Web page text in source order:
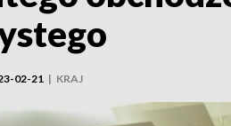
02-21 | KRAJ